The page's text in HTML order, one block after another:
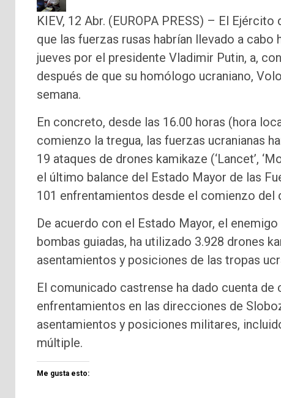
KIEV, 12 Abr. (EUROPA PRESS) – El
que las fuerzas rusas habrían llevado a
jueves por el presidente Vladimir Putin, a,
después de que su homólogo ucraniano,
semana.
En concreto, desde las 16.00 horas (hora
comienzo la tregua, las fuerzas ucranianas
19 ataques de drones kamikaze (‘Lancet’,
el último balance del Estado Mayor de las
101 enfrentamientos desde el comienzo del
De acuerdo con el Estado Mayor, el
bombas guiadas, ha utilizado 3.928 drones
asentamientos y posiciones de las tropas
El comunicado castrense ha dado cuenta
enfrentamientos en las direcciones de
asentamientos y posiciones militares,
múltiple.
Me gusta esto: